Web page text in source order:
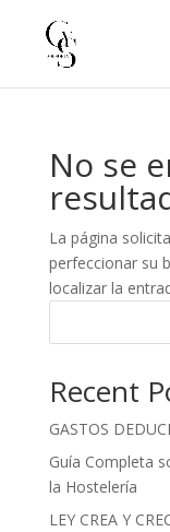
No se
La página
perfeccionar su
localizar la
Recent
GASTOS
Guía Completa
la Hostelería
LEY CREA Y